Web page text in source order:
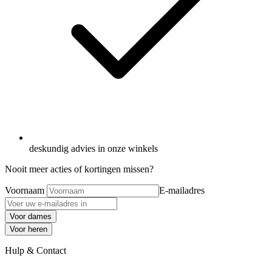
deskundig advies in onze winkels
Nooit meer acties of kortingen missen?
Voornaam E-mailadres
Voor dames
Voor heren
Hulp & Contact